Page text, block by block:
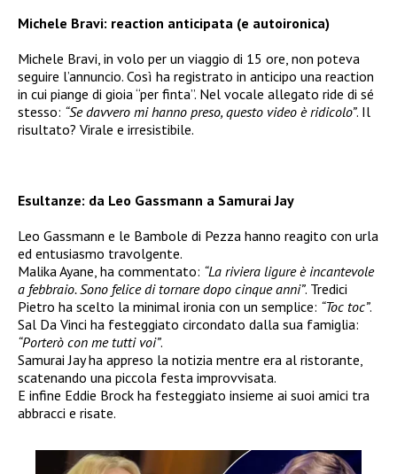
Michele Bravi: reaction anticipata (e autoironica)
Michele Bravi, in volo per un viaggio di 15 ore, non poteva
seguire l’annuncio. Così ha registrato in anticipo una reaction
in cui piange di gioia “per finta”. Nel vocale allegato ride di sé
stesso: “Se davvero mi hanno preso, questo video è ridicolo”. Il
risultato? Virale e irresistibile.
Esultanze: da Leo Gassmann a Samurai Jay
Leo Gassmann e le Bambole di Pezza hanno reagito con urla
ed entusiasmo travolgente.
Malika Ayane, ha commentato: “La riviera ligure è incantevole
a febbraio. Sono felice di tornare dopo cinque anni”. Tredici
Pietro ha scelto la minimal ironia con un semplice: “Toc toc”.
Sal Da Vinci ha festeggiato circondato dalla sua famiglia:
“Porterò con me tutti voi”.
Samurai Jay ha appreso la notizia mentre era al ristorante,
scatenando una piccola festa improvvisata.
E infine Eddie Brock ha festeggiato insieme ai suoi amici tra
abbracci e risate.